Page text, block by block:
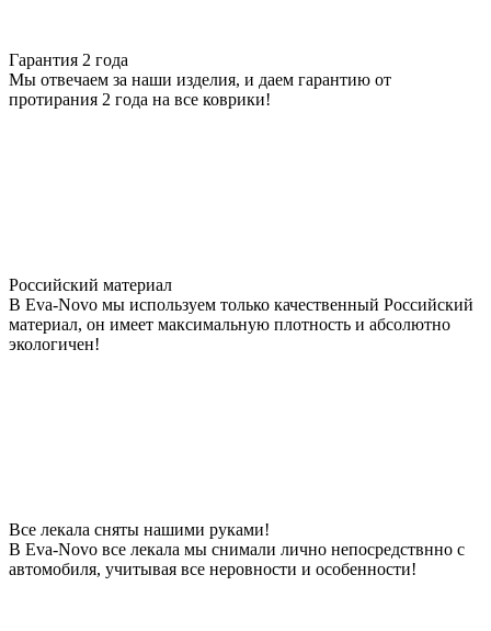
Гарантия 2 года
Мы отвечаем за наши изделия, и даем гарантию от
протирания 2 года на все коврики!
Российский материал
В Eva-Novo мы используем только качественный Российский
материал, он имеет максимальную плотность и абсолютно
экологичен!
Все лекала сняты нашими руками!
В Eva-Novo все лекала мы снимали лично непосредствнно с
автомобиля, учитывая все неровности и особенности!